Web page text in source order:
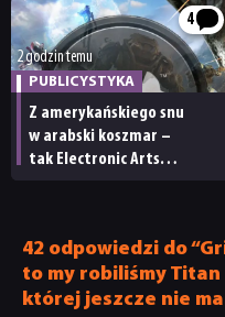
Przypominamy
najważniejsze wydarzenia
z 2019 roku [30 LAT CDA]
4
2 godzin temu
PUBLICYSTYKA
Z amerykańskiego snu
w arabski koszmar –
tak Electronic Arts
42 odpowiedzi do
to my robiliśmy
której jeszcze nie